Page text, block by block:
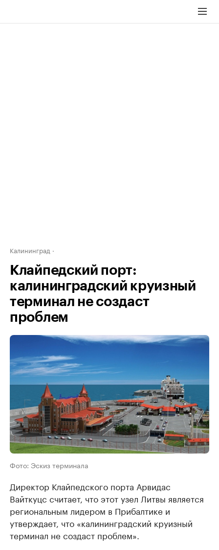
Калининград
Клайпедский порт:
калининградский круизный
терминал не создаст
проблем
Фото: Эскиз терминала
Директор Клайпедского порта Арвидас
Вайткуцс считает, что этот узел Литвы является
региональным лидером в Прибалтике и
утверждает, что «калининградский круизный
терминал не создаст проблем».